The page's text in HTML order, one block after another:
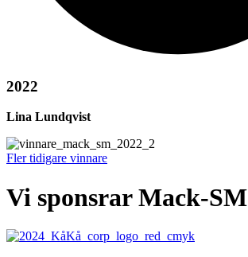
2022
Lina Lundqvist
Fler tidigare vinnare
Vi sponsrar Mack-SM